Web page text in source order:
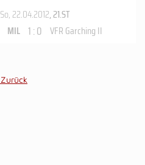
So, 22.04.2012, 21.ST
MIL 1 : 0 VFR Garching II
Zurück